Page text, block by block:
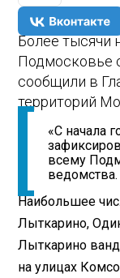
Более тысячи
Подмосковье
сообщили в
территорий
«С начала
всему
ведомства.
Наибольшее
Лыткарино,
Лыткарино
на улицах